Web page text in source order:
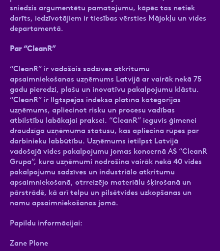
sniedzis argumentētu pamatojumu, kāpēc tas netiek
darīts, iedzīvotājiem ir tiesības vērsties Mājokļu un vides
departamentā.
Par “CleanR”
“CleanR” ir vadošais sadzīves atkritumu
apsaimniekošanas uzņēmums Latvijā ar vairāk nekā 75
gadu pieredzi, plašu un inovatīvu pakalpojumu klāstu.
“CleanR” ir Ilgtspējas indeksa platīna kategorijas
uzņēmums, apliecinot risku un procesu vadības
atbilstību labākajai praksei. “CleanR” ieguvis ģimenei
draudzīga uzņēmuma statusu, kas apliecina rūpes par
darbinieku labbūtību. Uzņēmums ietilpst Latvijā
vadošajā vides pakalpojumu jomas koncernā AS “CleanR
Grupa”, kura uzņēmumi nodrošina vairāk nekā 40 vides
pakalpojumu sadzīves un industriālo atkritumu
apsaimniekošanā, otrreizējo materiālu šķirošanā un
pārstrādē, kā arī telpu un pilsētvides uzkopšanas un
namu apsaimniekošanas jomā.
Papildu informācijai:
Zane Plone